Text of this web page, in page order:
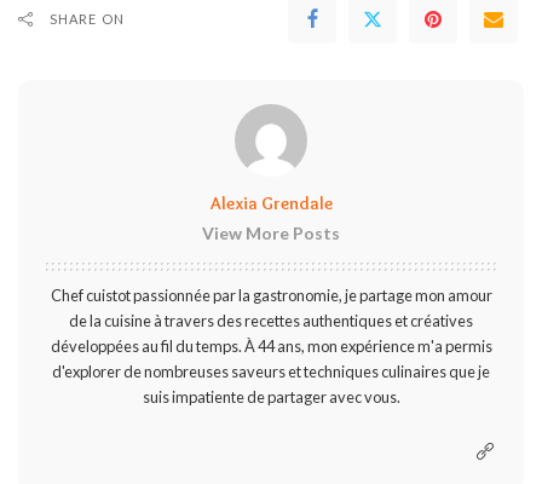
SHARE ON
Alexia Grendale
View More Posts
Chef cuistot passionnée par la gastronomie, je partage mon amour
de la cuisine à travers des recettes authentiques et créatives
développées au fil du temps. À 44 ans, mon expérience m'a permis
d'explorer de nombreuses saveurs et techniques culinaires que je
suis impatiente de partager avec vous.